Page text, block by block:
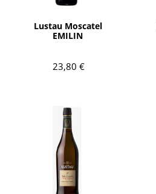
Lustau Moscatel
EMILIN
23,80 €
AÑADIR